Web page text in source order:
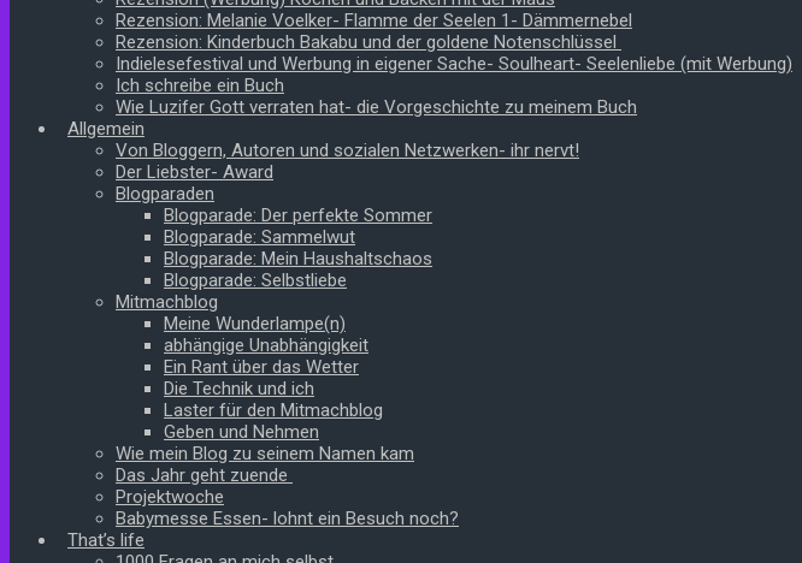
Rezension: Melanie Voelker- Flamme der Seelen 1- Dämmernebel
Rezension: Kinderbuch Bakabu und der goldene Notenschlüssel
Indielesefestival und Werbung in eigener Sache- Soulheart- Seelenliebe (mit Werbung)
Ich schreibe ein Buch
Wie Luzifer Gott verraten hat- die Vorgeschichte zu meinem Buch
Allgemein
Von Bloggern, Autoren und sozialen Netzwerken- ihr nervt!
Der Liebster- Award
Blogparaden
Blogparade: Der perfekte Sommer
Blogparade: Sammelwut
Blogparade: Mein Haushaltschaos
Blogparade: Selbstliebe
Mitmachblog
Meine Wunderlampe(n)
abhängige Unabhängigkeit
Ein Rant über das Wetter
Die Technik und ich
Laster für den Mitmachblog
Geben und Nehmen
Wie mein Blog zu seinem Namen kam
Das Jahr geht zuende
Projektwoche
Babymesse Essen- lohnt ein Besuch noch?
That’s life